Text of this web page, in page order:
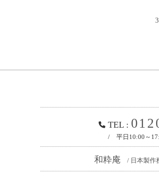
TEL :
/ 平日10:00～
和粋庵 / 日本製作